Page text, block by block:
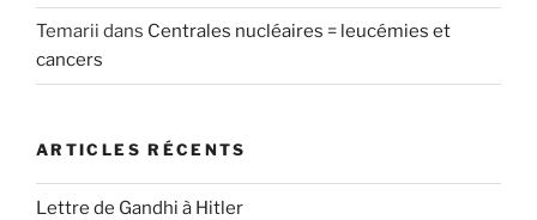
Temarii dans Centrales nucléaires = leucémies et
cancers
ARTICLES RÉCENTS
Lettre de Gandhi à Hitler